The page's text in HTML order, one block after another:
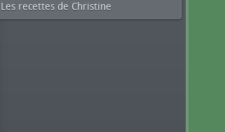
Les recettes de Christine